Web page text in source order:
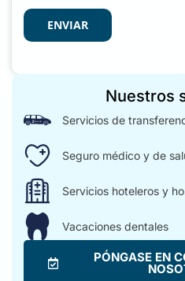
ENVIAR
Nuestros
Servicios de
Seguro médico y de
Servicios hoteleros y
Vacaciones dentales
PÓNGASE EN